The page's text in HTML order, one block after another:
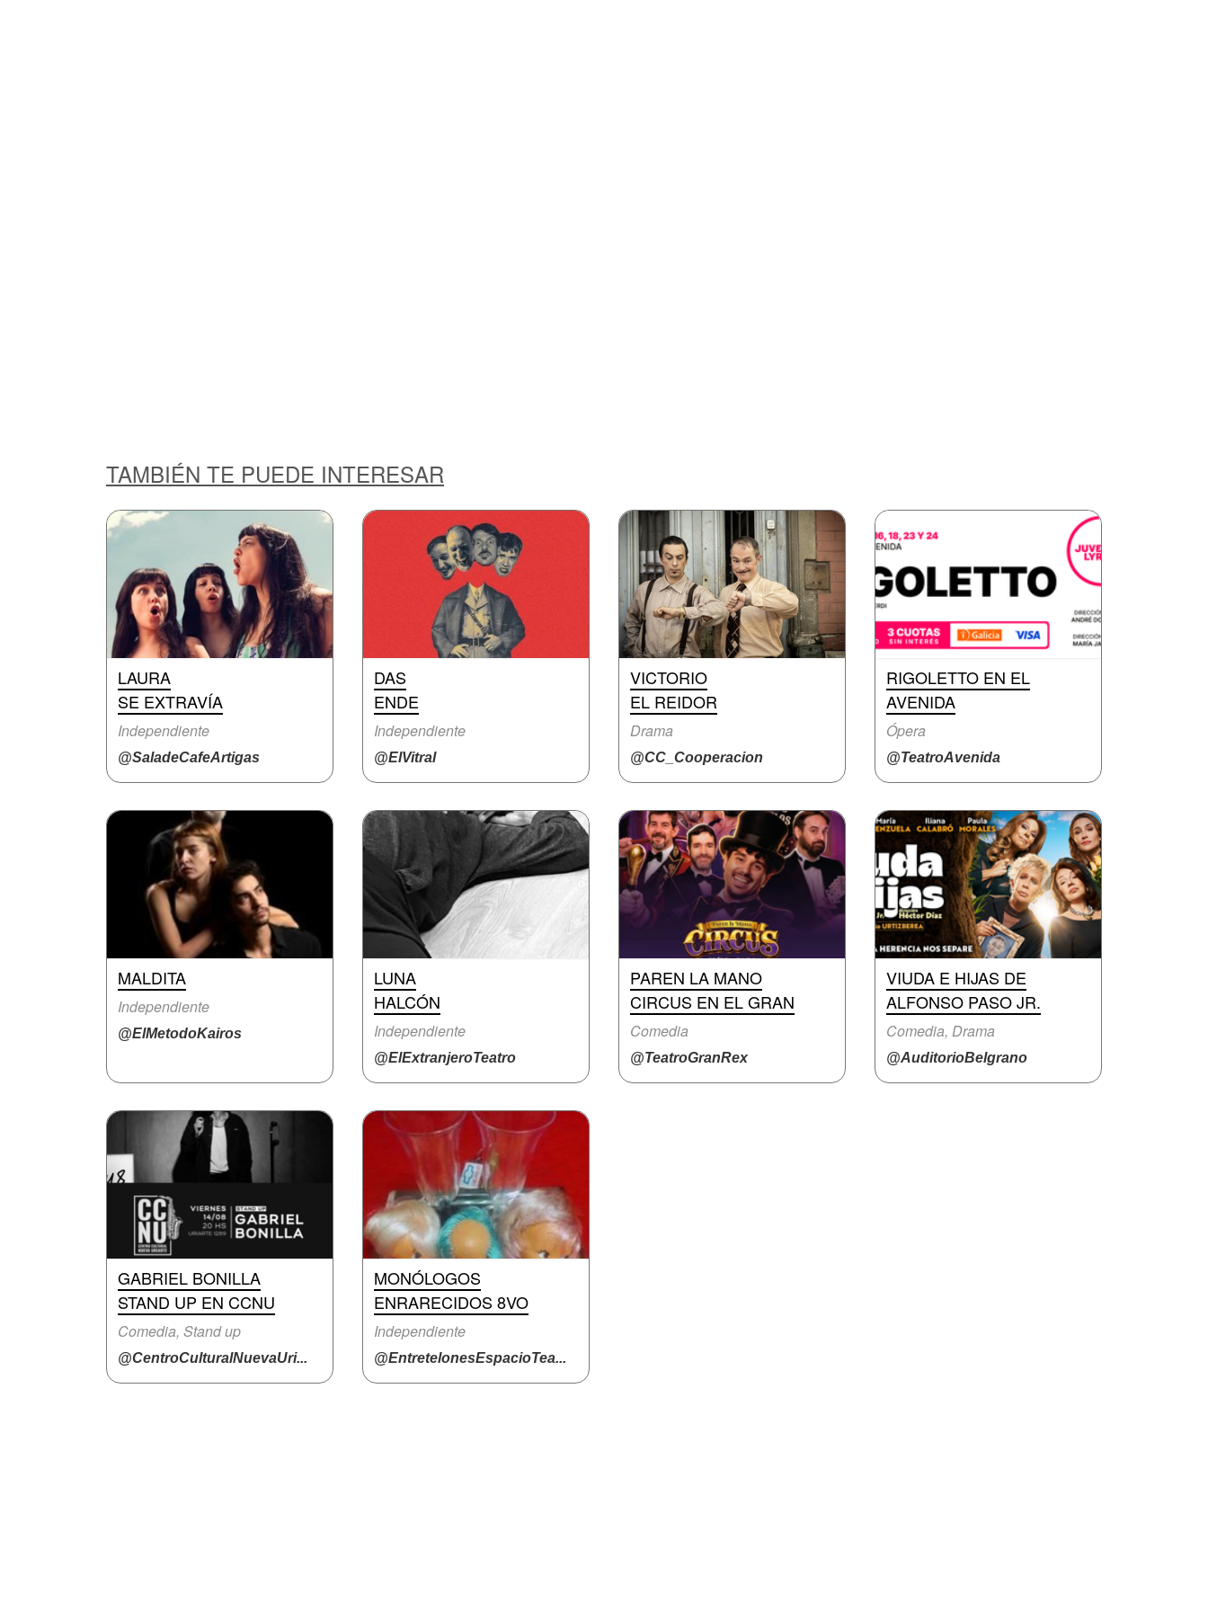
TAMBIÉN TE PUEDE INTERESAR
LAURA
SE EXTRAVÍA
Independiente
@SaladeCafeArtigas
DAS
ENDE
Independiente
@ElVitral
VICTORIO
EL REIDOR
Drama
@CC_Cooperacion
RIGOLETTO EN EL
AVENIDA
Ópera
@TeatroAvenida
MALDITA
Independiente
@ElMetodoKairos
LUNA
HALCÓN
Independiente
@ElExtranjeroTeatro
PAREN LA MANO
CIRCUS EN EL GRAN
Comedia
@TeatroGranRex
VIUDA E HIJAS DE
ALFONSO PASO JR.
Comedia, Drama
@AuditorioBelgrano
GABRIEL BONILLA
STAND UP EN CCNU
Comedia, Stand up
@CentroCulturalNuevaUri...
MONÓLOGOS
ENRARECIDOS 8VO
Independiente
@EntretelonesEspacioTea...